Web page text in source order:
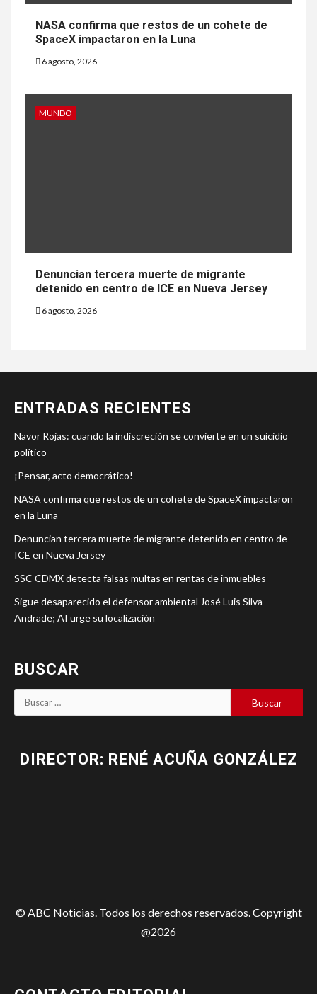
NASA confirma que restos de un cohete de
SpaceX impactaron en la Luna
6 agosto, 2026
MUNDO
Denuncian tercera muerte de migrante
detenido en centro de ICE en Nueva Jersey
6 agosto, 2026
ENTRADAS RECIENTES
Navor Rojas: cuando la indiscreción se convierte en un suicidio
político
¡Pensar, acto democrático!
NASA confirma que restos de un cohete de SpaceX impactaron
en la Luna
Denuncian tercera muerte de migrante detenido en centro de
ICE en Nueva Jersey
SSC CDMX detecta falsas multas en rentas de inmuebles
Sigue desaparecido el defensor ambiental José Luis Silva
Andrade; AI urge su localización
BUSCAR
DIRECTOR: RENÉ ACUÑA GONZÁLEZ
© ABC Noticias. Todos los derechos reservados. Copyright
@2026